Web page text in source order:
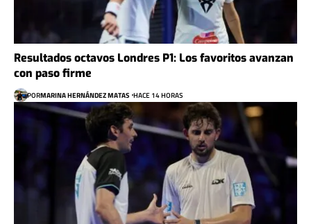
Resultados octavos Londres P1: Los favoritos avanzan
con paso firme
PORMARINA HERNÁNDEZ MATAS HACE 14 HORAS